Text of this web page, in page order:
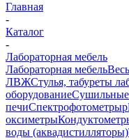
Главная
-
Каталог
-
Лабораторная мебель
Лабораторная мебель
ЛВЖСтулья, табуреты
оборудование
печиСпектрофотометры
оксиметры
воды (аквадистилляторы)